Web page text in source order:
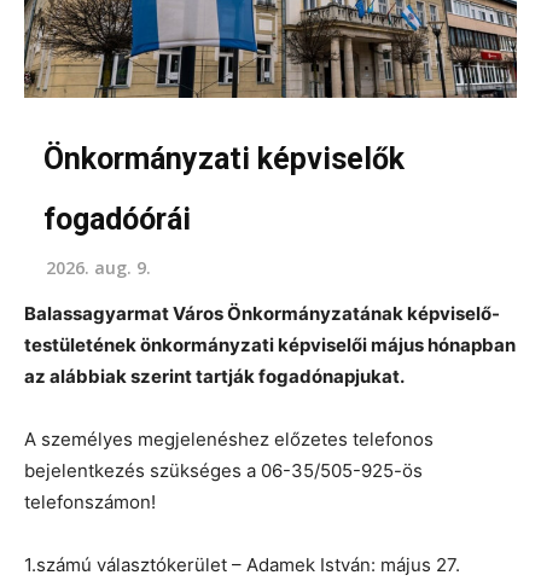
Önkormányzati képviselők
fogadóórái
2026. aug. 9.
Balassagyarmat Város Önkormányzatának képviselő-
testületének önkormányzati képviselői május hónapban
az alábbiak szerint tartják fogadónapjukat.
A személyes megjelenéshez előzetes telefonos
bejelentkezés szükséges a 06-35/505-925-ös
telefonszámon!
1.számú választókerület – Adamek István: május 27.